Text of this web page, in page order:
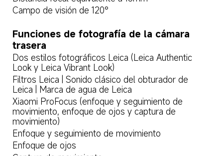
Campo de visión de 120°
Funciones de fotografía de la cámara
trasera
Dos estilos fotográficos Leica (Leica Authentic
Look y Leica Vibrant Look)
Filtros Leica | Sonido clásico del obturador de
Leica | Marca de agua de Leica
Xiaomi ProFocus (enfoque y seguimiento de
movimiento, enfoque de ojos y captura de
movimiento)
Enfoque y seguimiento de movimiento
Enfoque de ojos